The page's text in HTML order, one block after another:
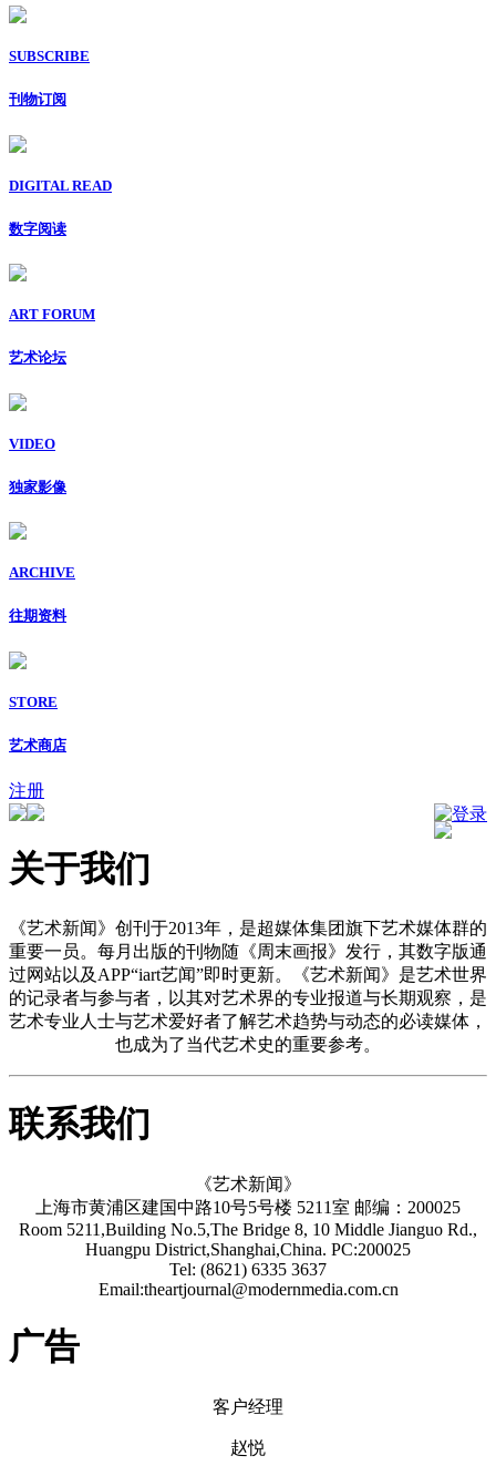
SUBSCRIBE
刊物订阅
DIGITAL READ
数字阅读
ART FORUM
艺术论坛
VIDEO
独家影像
ARCHIVE
往期资料
STORE
艺术商店
注册
登录
关于我们
《艺术新闻》创刊于2013年，是超媒体集团旗下艺术媒体群的
重要一员。每月出版的刊物随《周末画报》发行，其数字版通
过网站以及APP“iart艺闻”即时更新。《艺术新闻》是艺术世界
的记录者与参与者，以其对艺术界的专业报道与长期观察，是
艺术专业人士与艺术爱好者了解艺术趋势与动态的必读媒体，
也成为了当代艺术史的重要参考。
联系我们
《艺术新闻》
上海市黄浦区建国中路10号5号楼 5211室 邮编：200025
Room 5211,Building No.5,The Bridge 8, 10 Middle Jianguo Rd.,
Huangpu District,Shanghai,China. PC:200025
Tel: (8621) 6335 3637
Email:theartjournal@modernmedia.com.cn
广告
客户经理
赵悦